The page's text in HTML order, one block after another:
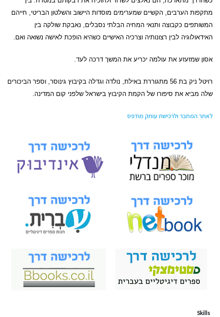
מתקפות הערבים, הקשיים שמערימים מוסדות היישוב והשלטון הבריטי, חייהם
המשותפים כקבוצה ותנאי המחיה הבלתי נסבלים, נאבקת שולקה בין
האידאולוגיה לבין רצונותיה וצרכיה האישיים כשהיא הופכת לאישה נשואה ואם.
אסון שמזעזע את עולמה יכריע את המשך דרכה לעד.
רויטל ניק בת 56 מתגוררת באילת, נולדה וגדלה בקיבוץ גינוסר, וספר הביכורים
שלה מביא את סיפורו של הקמת הקיבוץ בישראל שלפני קום המדינה.
לאתר המחבר ולרכישת עותק מודפס
Skills